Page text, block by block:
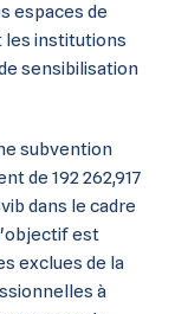
espaces de
les institutions
sensibilisation
subvention
de 192 262,917
dans le cadre
est
exclues de la
à